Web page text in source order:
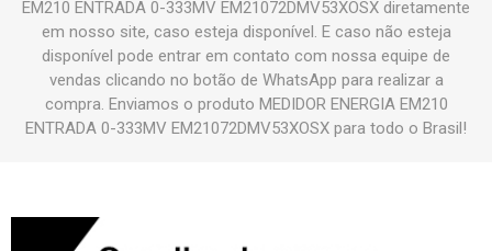
EM210 ENTRADA 0-333MV EM21072DMV53XOSX diretamente
em nosso site, caso esteja disponível. E caso não esteja
disponível pode entrar em contato com nossa equipe de
vendas clicando no botão de WhatsApp para realizar a
compra. Enviamos o produto MEDIDOR ENERGIA EM210
ENTRADA 0-333MV EM21072DMV53XOSX para todo o Brasil!